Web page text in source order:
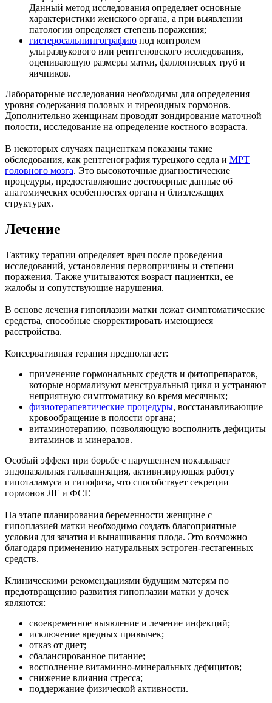
Данный метод исследования определяет основные
характеристики женского органа, а при выявлении
патологии определяет степень поражения;
гистеросальпингографию под контролем
ультразвукового или рентгеновского исследования,
оценивающую размеры матки, фаллопиевых труб и
яичников.
Лабораторные исследования необходимы для определения
уровня содержания половых и тиреоидных гормонов.
Дополнительно женщинам проводят зондирование маточной
полости, исследование на определение костного возраста.
В некоторых случаях пациенткам показаны такие
обследования, как рентгенография турецкого седла и МРТ
головного мозга. Это высокоточные диагностические
процедуры, предоставляющие достоверные данные об
анатомических особенностях органа и близлежащих
структурах.
Лечение
Тактику терапии определяет врач после проведения
исследований, установления первопричины и степени
поражения. Также учитываются возраст пациентки, ее
жалобы и сопутствующие нарушения.
В основе лечения гипоплазии матки лежат симптоматические
средства, способные скорректировать имеющиеся
расстройства.
Консервативная терапия предполагает:
применение гормональных средств и фитопрепаратов,
которые нормализуют менструальный цикл и устраняют
неприятную симптоматику во время месячных;
физиотерапевтические процедуры, восстанавливающие
кровообращение в полости органа;
витаминотерапию, позволяющую восполнить дефициты
витаминов и минералов.
Особый эффект при борьбе с нарушением показывает
эндоназальная гальванизация, активизирующая работу
гипоталамуса и гипофиза, что способствует секреции
гормонов ЛГ и ФСГ.
На этапе планирования беременности женщине с
гипоплазией матки необходимо создать благоприятные
условия для зачатия и вынашивания плода. Это возможно
благодаря применению натуральных эстроген-гестагенных
средств.
Клиническими рекомендациями будущим матерям по
предотвращению развития гипоплазии матки у дочек
являются:
своевременное выявление и лечение инфекций;
исключение вредных привычек;
отказ от диет;
сбалансированное питание;
восполнение витаминно-минеральных дефицитов;
снижение влияния стресса;
поддержание физической активности.